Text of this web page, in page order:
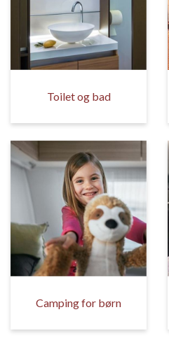
Toilet og bad
Camping for børn